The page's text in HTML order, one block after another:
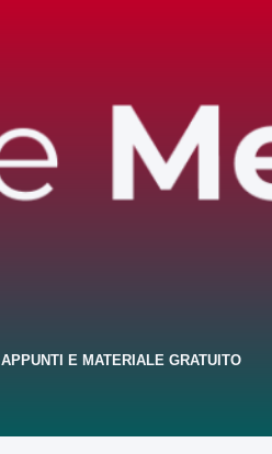
APPUNTI E MATERIALE GRATUITO